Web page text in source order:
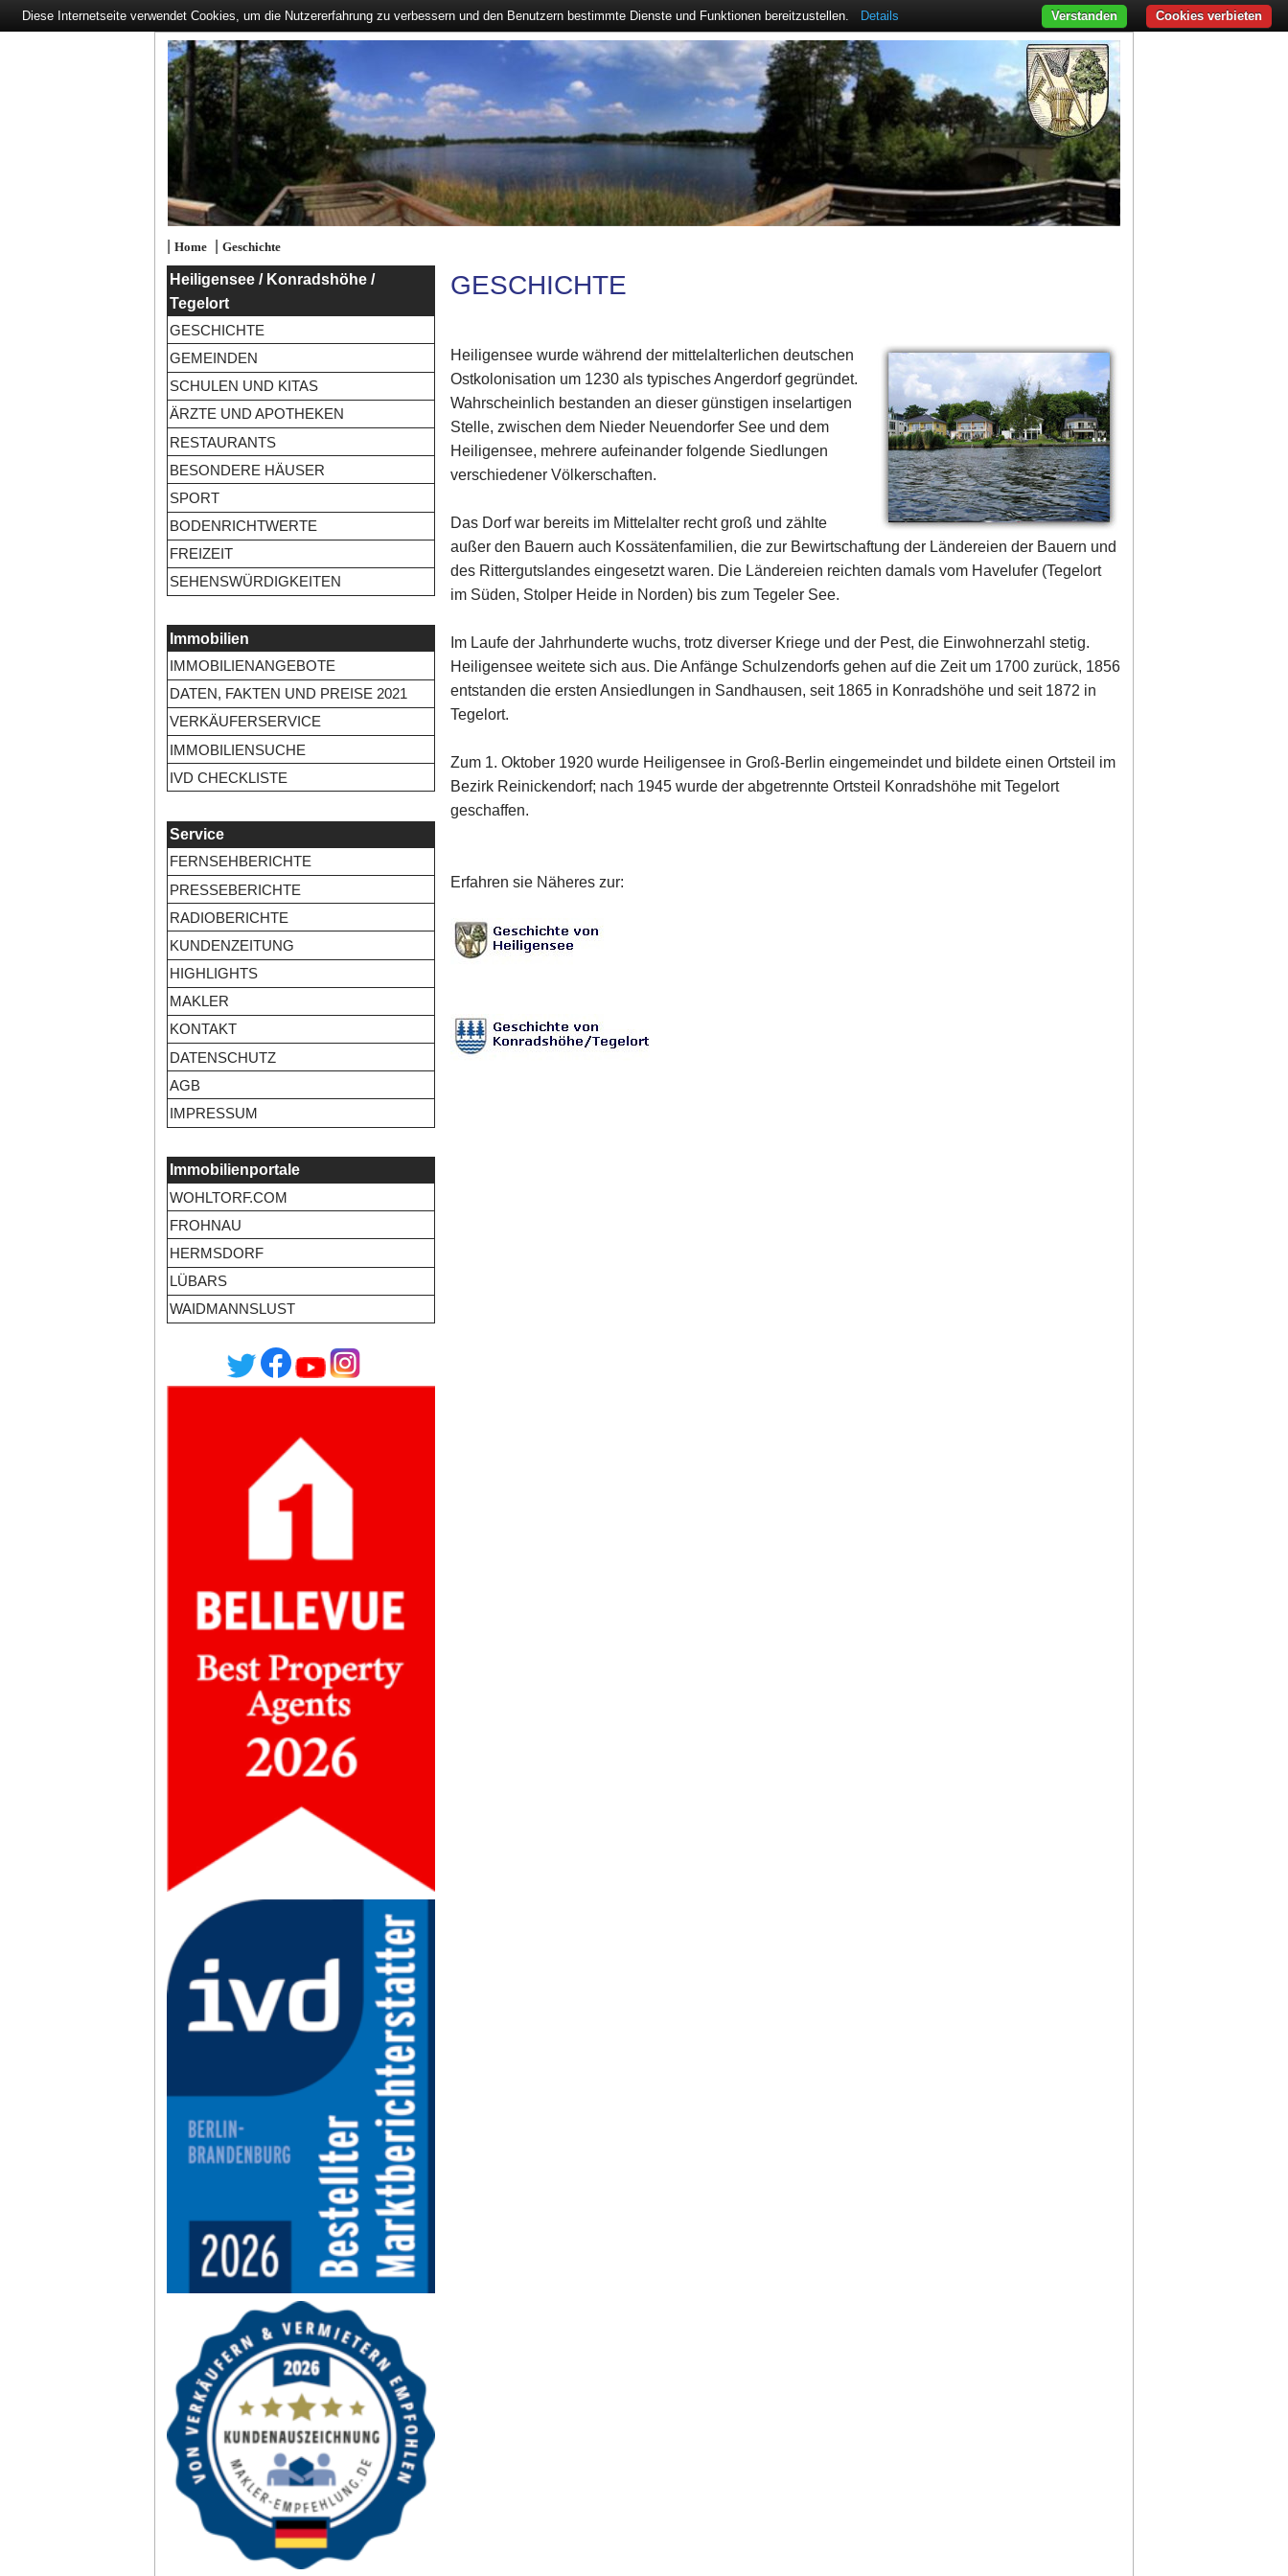
| Home| Geschichte
Heiligensee / Konradshöhe /
Tegelort
GESCHICHTE
GEMEINDEN
SCHULEN UND KITAS
ÄRZTE UND APOTHEKEN
RESTAURANTS
BESONDERE HÄUSER
SPORT
BODENRICHTWERTE
FREIZEIT
SEHENSWÜRDIGKEITEN
Immobilien
IMMOBILIENANGEBOTE
DATEN, FAKTEN UND PREISE 2021
VERKÄUFERSERVICE
IMMOBILIENSUCHE
IVD CHECKLISTE
Service
FERNSEHBERICHTE
PRESSEBERICHTE
RADIOBERICHTE
KUNDENZEITUNG
HIGHLIGHTS
MAKLER
KONTAKT
DATENSCHUTZ
AGB
IMPRESSUM
Immobilienportale
WOHLTORF.COM
FROHNAU
HERMSDORF
LÜBARS
WAIDMANNSLUST
GESCHICHTE
Heiligensee wurde während der mittelalterlichen deutschen
Ostkolonisation um 1230 als typisches Angerdorf gegründet.
Wahrscheinlich bestanden an dieser günstigen inselartigen
Stelle, zwischen dem Nieder Neuendorfer See und dem
Heiligensee, mehrere aufeinander folgende Siedlungen
verschiedener Völkerschaften.
Das Dorf war bereits im Mittelalter recht groß und zählte
außer den Bauern auch Kossätenfamilien, die zur Bewirtschaftung der Ländereien der Bauern und
des Rittergutslandes eingesetzt waren. Die Ländereien reichten damals vom Havelufer (Tegelort
im Süden, Stolper Heide in Norden) bis zum Tegeler See.
Im Laufe der Jahrhunderte wuchs, trotz diverser Kriege und der Pest, die Einwohnerzahl stetig.
Heiligensee weitete sich aus. Die Anfänge Schulzendorfs gehen auf die Zeit um 1700 zurück, 1856
entstanden die ersten Ansiedlungen in Sandhausen, seit 1865 in Konradshöhe und seit 1872 in
Tegelort.
Zum 1. Oktober 1920 wurde Heiligensee in Groß-Berlin eingemeindet und bildete einen Ortsteil im
Bezirk Reinickendorf; nach 1945 wurde der abgetrennte Ortsteil Konradshöhe mit Tegelort
geschaffen.
Erfahren sie Näheres zur:
Diese Internetseite verwendet Cookies, um die Nutzererfahrung zu verbessern und den Benutzern bestimmte Dienste und Funktionen bereitzustellen. Details Cookies verbieten
Verstanden